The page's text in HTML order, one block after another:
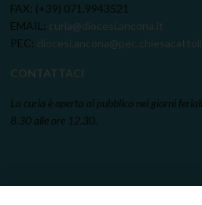
FAX: (+39) 071.9943521
EMAIL: curia@diocesi.ancona.it
PEC:
CONTATTACI
La curia è aperta al pubblico nei giorni
8.30 alle ore 12.30.